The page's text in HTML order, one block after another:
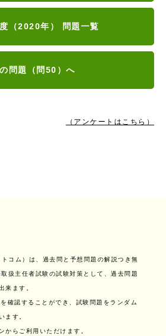
（2020年） 問題一覧
問題（問50）へ
（アンケートはこちら）
コム）は、過去問と予想問題の解説つき無
扱主任者試験の試験対策として、過去問題
来ます。
確認することができ、試験問題をランダム
ます。
からご利用いただけます。